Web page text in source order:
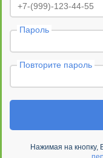
Пароль
Повторите пароль
Нажимая на кнопку,